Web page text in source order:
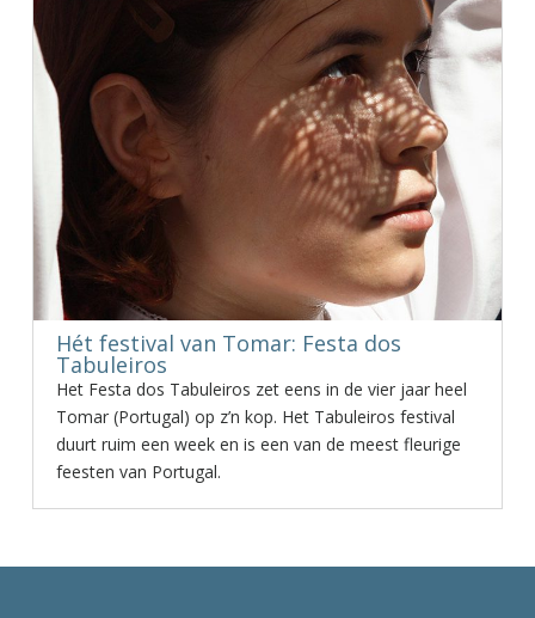
Hét festival van Tomar: Festa dos
Tabuleiros
Het Festa dos Tabuleiros zet eens in de vier jaar heel
Tomar (Portugal) op z’n kop. Het Tabuleiros festival
duurt ruim een week en is een van de meest fleurige
feesten van Portugal.